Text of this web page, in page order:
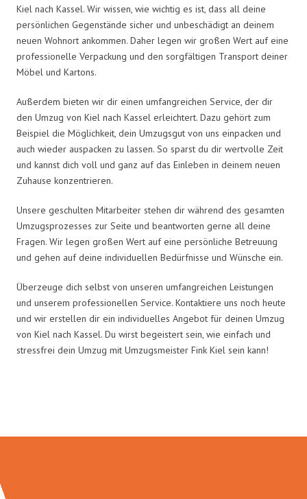
Kiel nach Kassel. Wir wissen, wie wichtig es ist, dass all deine
persönlichen Gegenstände sicher und unbeschädigt an deinem
neuen Wohnort ankommen. Daher legen wir großen Wert auf eine
professionelle Verpackung und den sorgfältigen Transport deiner
Möbel und Kartons.
Außerdem bieten wir dir einen umfangreichen Service, der dir
den Umzug von Kiel nach Kassel erleichtert. Dazu gehört zum
Beispiel die Möglichkeit, dein Umzugsgut von uns einpacken und
auch wieder auspacken zu lassen. So sparst du dir wertvolle Zeit
und kannst dich voll und ganz auf das Einleben in deinem neuen
Zuhause konzentrieren.
Unsere geschulten Mitarbeiter stehen dir während des gesamten
Umzugsprozesses zur Seite und beantworten gerne all deine
Fragen. Wir legen großen Wert auf eine persönliche Betreuung
und gehen auf deine individuellen Bedürfnisse und Wünsche ein.
Überzeuge dich selbst von unseren umfangreichen Leistungen
und unserem professionellen Service. Kontaktiere uns noch heute
und wir erstellen dir ein individuelles Angebot für deinen Umzug
von Kiel nach Kassel. Du wirst begeistert sein, wie einfach und
stressfrei dein Umzug mit Umzugsmeister Fink Kiel sein kann!